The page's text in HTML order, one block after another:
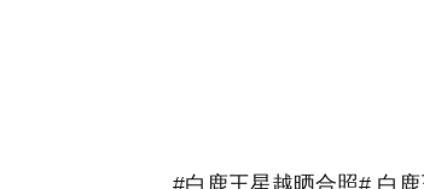
#白鹿王星越晒合照# 白